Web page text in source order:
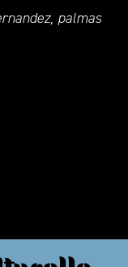
palmas